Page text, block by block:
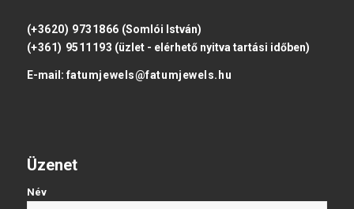
(+3620) 9731866 (Somlói István)
(+361) 9511193 (üzlet - elérhető nyitva tartási időben)
E-mail: fatumjewels@fatumjewels.hu
Üzenet
Név